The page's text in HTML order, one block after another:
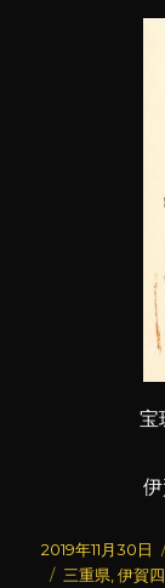
宝
投
稿
2019年11月30日
タ
三重県 ,伊賀